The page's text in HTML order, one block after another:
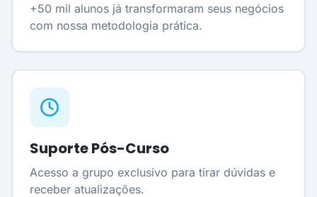
+50 mil alunos já transformaram seus negócios
com nossa metodologia prática.
Suporte Pós-Curso
Acesso a grupo exclusivo para tirar dúvidas e
receber atualizações.